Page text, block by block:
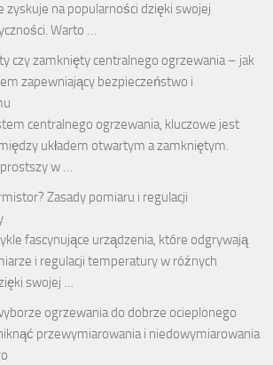
zyskuje na popularności dzięki swojej
Warto …
czy zamknięty centralnego ogrzewania – jak
zapewniający bezpieczeństwo i
centralnego ogrzewania, kluczowe jest
układem otwartym a zamkniętym.
prostszy w …
Zasady pomiaru i regulacji
fascynujące urządzenia, które odgrywają
i regulacji temperatury w różnych
swojej …
ogrzewania do dobrze ocieplonego
przewymiarowania i niedowymiarowania